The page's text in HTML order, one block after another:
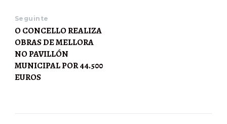
Seguinte
O CONCELLO REALIZA
OBRAS DE MELLORA
NO PAVILLÓN
MUNICIPAL POR 44.500
EUROS